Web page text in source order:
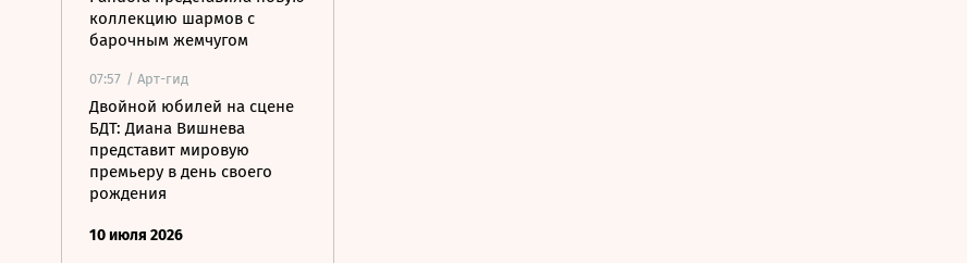
коллекцию шармов с
барочным жемчугом
07:57 / Арт-гид
Двойной юбилей на сцене
БДТ: Диана Вишнева
представит мировую
премьеру в день своего
рождения
10 июля 2026